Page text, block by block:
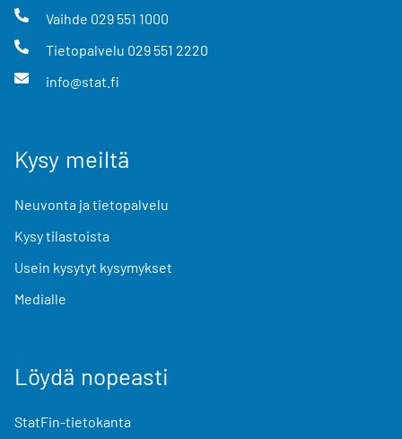
Vaihde 029 551 1000
Tietopalvelu 029 551 2220
info@stat.fi
Kysy meiltä
Neuvonta ja tietopalvelu
Kysy tilastoista
Usein kysytyt kysymykset
Medialle
Löydä nopeasti
StatFin-tietokanta